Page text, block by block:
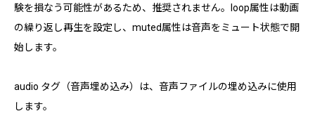
験を損なう可能性があるため、推奨されません。loop属性は動画
の繰り返し再生を設定し、muted属性は音声をミュート状態で開
始します。
audio タグ（音声埋め込み）は、音声ファイルの埋め込みに使用
します。